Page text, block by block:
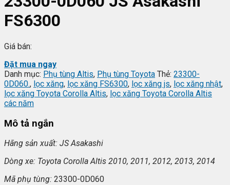
FS6300
Giá bán:
Đặt mua ngay
Danh mục: Phụ tùng Altis, Phụ tùng Toyota Thẻ: 23300-
0D060., lọc xăng, lọc xăng FS6300, lọc xăng js, lọc xăng nhật,
lọc xăng Toyota Corolla Altis, lọc xăng Toyota Corolla Altis
các năm
Mô tả ngắn
Hãng sản xuất: JS Asakashi
Dòng xe: Toyota Corolla Altis 2010, 2011, 2012, 2013, 2014
Mã phụ tùng: 23300-0D060